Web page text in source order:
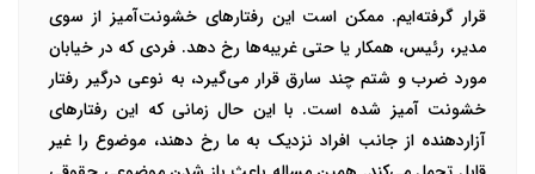
قرار گرفته‌ایم. ممکن است این رفتارهای خشونت‌آمیز از سوی
مدیر، رئیس، همکار یا حتی غریبه‌ها رخ دهد. فردی که در خیابان
مورد ضرب و شتم چند سارق قرار می‌گیرد، به نوعی درگیر رفتار
خشونت آمیز شده است. با این حال زمانی که این رفتارهای
آزاردهنده از جانب افراد نزدیک به ما رخ دهند، موضوع را غیر